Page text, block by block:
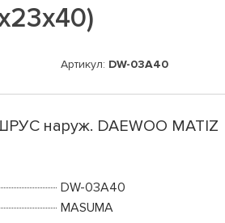
Артикул: DW-03A40
наруж. DAEWOO MATIZ
DW-03A40
MASUMA